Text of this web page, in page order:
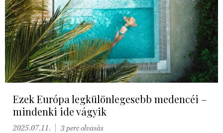
Ezek Európa legkülönlegesebb medencéi –
mindenki ide vágyik
2025.07.11. 3 perc olvasás